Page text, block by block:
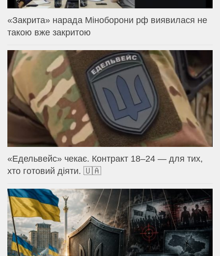
«Закрита» нарада Міноборони рф виявилася не
такою вже закритою
«Едельвейс» чекає. Контракт 18–24 — для тих,
хто готовий діяти. 🇺🇦